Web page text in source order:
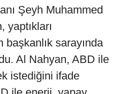
Şeyh Muhammed
yaptıkları
başkanlık sarayında
Al Nahyan, ABD ile
istediğini ifade